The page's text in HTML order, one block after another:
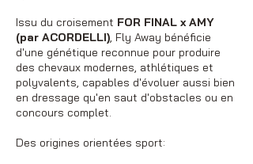
Issu du croisement FOR FINAL x AMY
(par ACORDELLI), Fly Away bénéficie
d'une génétique reconnue pour produire
des chevaux modernes, athlétiques et
polyvalents, capables d'évoluer aussi bien
en dressage qu'en saut d'obstacles ou en
concours complet.
Des origines orientées sport: